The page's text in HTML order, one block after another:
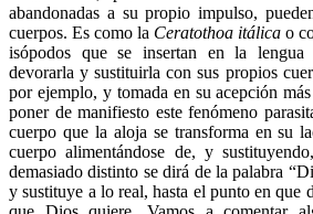
abandonadas a su propio impulso,
cuerpos. Es como la Ceratothoa itálica o
isópodos que se insertan en la lengua
devorarla y sustituirla con sus propios
por ejemplo, y tomada en su acepción
poner de manifiesto este fenómeno
cuerpo que la aloja se transforma en su
cuerpo alimentándose de, y
demasiado distinto se dirá de la palabra
y sustituye a lo real, hasta el punto en que